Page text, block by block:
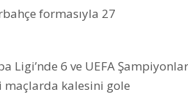
formasıyla 27
Ligi’nde 6 ve UEFA Şampiyonlar
maçlarda kalesini gole